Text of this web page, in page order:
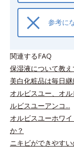
参考に
関連するFAQ
保湿液について教え
美白化粧品は毎日
オルビスユー、オ
ルビスユーアンコ...
オルビスユーホワ
か？
ニキビができやす